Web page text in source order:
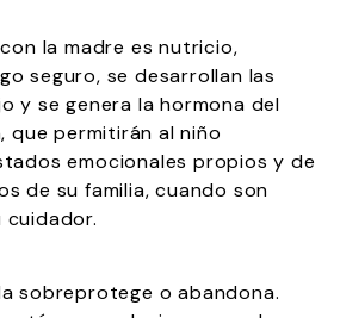
la madre es nutricio,
seguro, se desarrollan las
y se genera la hormona del
que permitirán al niño
emocionales propios y de
de su familia, cuando son
sobreprotege o abandona.